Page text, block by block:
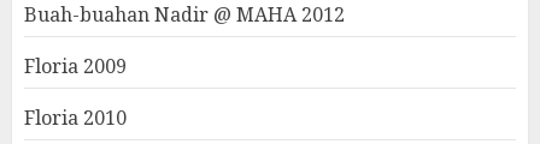
Buah-buahan Nadir @ MAHA 2012
Floria 2009
Floria 2010